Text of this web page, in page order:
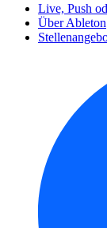
Live, Push
Über Ableton